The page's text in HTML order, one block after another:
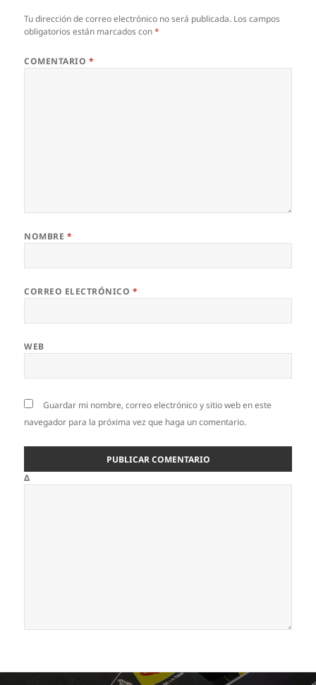
Tu dirección de correo electrónico no será publicada. Los campos
obligatorios están marcados con*
COMENTARIO *
NOMBRE *
CORREO ELECTRÓNICO *
WEB
Guardar mi nombre, correo electrónico y sitio web en este
navegador para la próxima vez que haga un comentario.
Δ